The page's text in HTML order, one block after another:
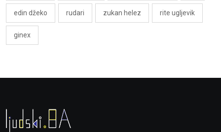
edin džeko rudari zukan helez rite ugljevik
ginex